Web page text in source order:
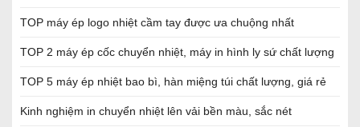
TOP máy ép logo nhiệt cầm tay được ưa chuộng nhất
TOP 2 máy ép cốc chuyển nhiệt, máy in hình ly sứ chất lượng
TOP 5 máy ép nhiệt bao bì, hàn miệng túi chất lượng, giá rẻ
Kinh nghiệm in chuyển nhiệt lên vải bền màu, sắc nét